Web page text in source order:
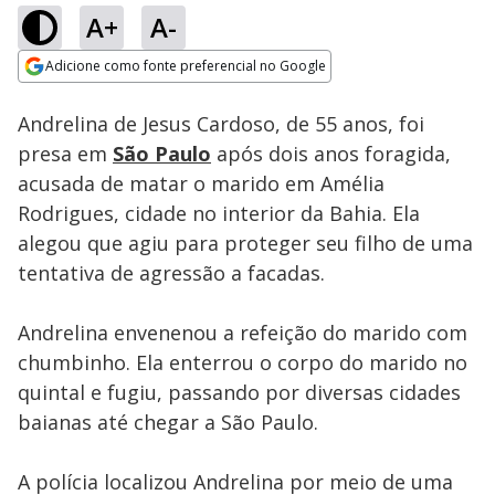
A+ A-
Adicione como fonte preferencial no Google
Ativar
Loaded
13.23%
Andrelina de Jesus Cardoso, de 55 anos, foi
presa em São Paulo após dois anos foragida,
acusada de matar o marido em Amélia
Rodrigues, cidade no interior da Bahia. Ela
alegou que agiu para proteger seu filho de uma
tentativa de agressão a facadas.
Andrelina envenenou a refeição do marido com
chumbinho. Ela enterrou o corpo do marido no
quintal e fugiu, passando por diversas cidades
baianas até chegar a São Paulo.
A polícia localizou Andrelina por meio de uma